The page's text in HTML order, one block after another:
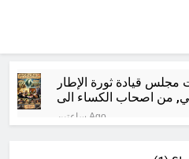
مجلس قيادة ثورة الإطار
من اصحاب الكساء الى
الاثني عشر، حجج اللات
ساعتين Ago